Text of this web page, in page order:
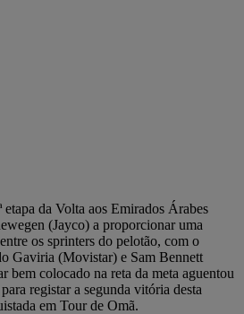
da Volta aos Emirados Árabes
(Jayco) a proporcionar uma
os sprinters do pelotão, com o
Gaviria (Movistar) e Sam Bennett
bem colocado na reta da meta aguentou
registar a segunda vitória desta
em Tour de Omã.